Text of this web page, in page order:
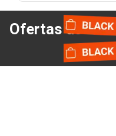
Ofertas de